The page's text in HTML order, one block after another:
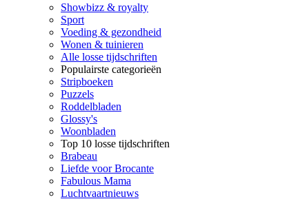
Showbizz & royalty
Sport
Voeding & gezondheid
Wonen & tuinieren
Alle losse tijdschriften
Populairste categorieën
Stripboeken
Puzzels
Roddelbladen
Glossy's
Woonbladen
Top 10 losse tijdschriften
Brabeau
Liefde voor Brocante
Fabulous Mama
Luchtvaartnieuws